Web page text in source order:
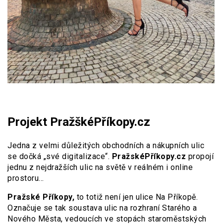
Projekt PražškéPříkopy.cz
Jedna z velmi důležitých obchodních a nákupních ulic
se dočká „své digitalizace“. PražskéPříkopy.cz propojí
jednu z nejdražších ulic na světě v reálném i online
prostoru…
Pražské Příkopy, to totiž není jen ulice Na Příkopě.
Označuje se tak soustava ulic na rozhraní Starého a
Nového Města, vedoucích ve stopách staroměstských